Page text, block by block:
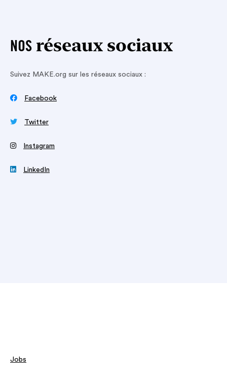
NOS réseaux sociaux
Suivez MAKE.org sur les réseaux sociaux :
 Facebook
 Twitter
‍ Instagram
 LinkedIn
Jobs